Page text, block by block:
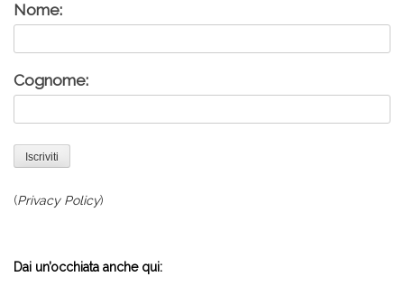
Nome:
Cognome:
(Privacy Policy)
Dai un’occhiata anche qui: